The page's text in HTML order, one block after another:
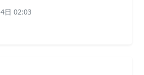
日 02:03